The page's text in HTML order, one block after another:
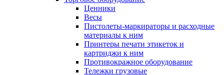
Ценники
Весы
Пистолеты-маркираторы и расходные
материалы к ним
Принтеры печати этикеток и
картриджи к ним
Противокражное оборудование
Тележки грузовые